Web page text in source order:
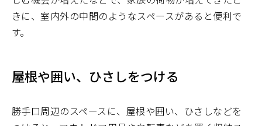
きに、室内外の中間のようなスペースがあると便利で
す。
屋根や囲い、ひさしをつける
勝手口周辺のスペースに、屋根や囲い、ひさしなどを